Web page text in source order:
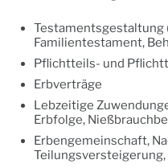
Familientestament,
Pflichtteils- und
Erbverträge
Lebzeitige
Erbfolge,
Erbengemeinschaft,